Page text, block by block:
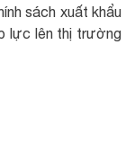
sách xuất khẩu
lực lên thị trường